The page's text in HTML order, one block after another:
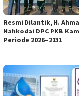
Resmi Dilantik, H.
Nahkodai DPC PKB
Periode 2026–2031